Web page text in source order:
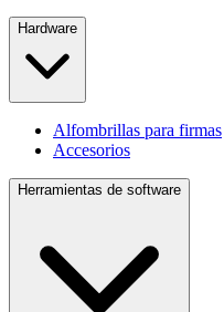
Hardware
Alfombrillas para firmas
Accesorios
Herramientas de software